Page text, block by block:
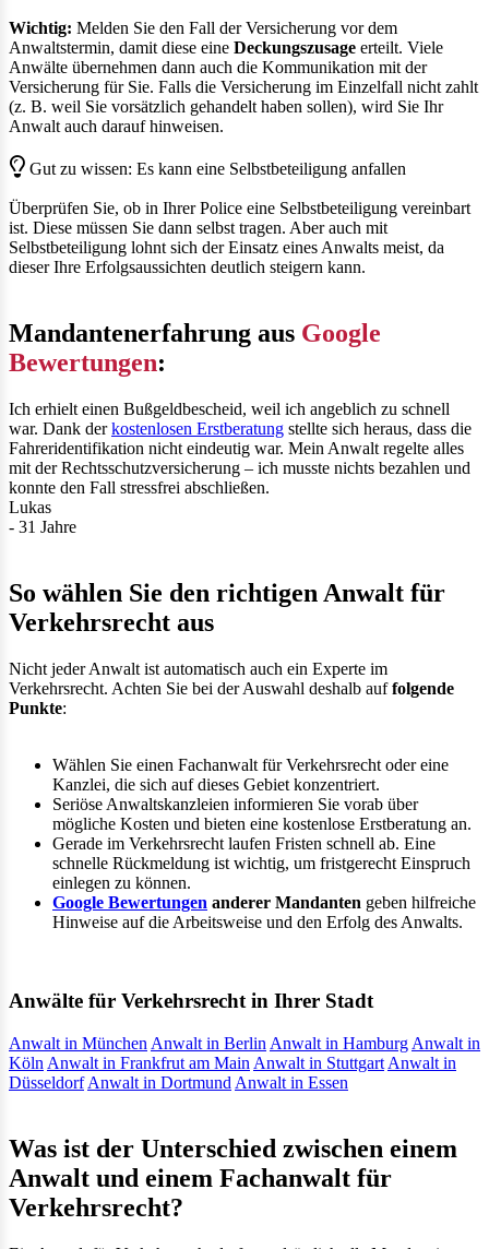
Wichtig: Melden Sie den Fall der Versicherung vor dem
Anwaltstermin, damit diese eine Deckungszusage erteilt. Viele
Anwälte übernehmen dann auch die Kommunikation mit der
Versicherung für Sie. Falls die Versicherung im Einzelfall nicht zahlt
(z. B. weil Sie vorsätzlich gehandelt haben sollen), wird Sie Ihr
Anwalt auch darauf hinweisen.
Gut zu wissen: Es kann eine Selbstbeteiligung anfallen
Überprüfen Sie, ob in Ihrer Police eine Selbstbeteiligung vereinbart
ist. Diese müssen Sie dann selbst tragen. Aber auch mit
Selbstbeteiligung lohnt sich der Einsatz eines Anwalts meist, da
dieser Ihre Erfolgsaussichten deutlich steigern kann.
Mandantenerfahrung aus Google
Bewertungen:
Ich erhielt einen Bußgeldbescheid, weil ich angeblich zu schnell
war. Dank derkostenlosen Erstberatung stellte sich heraus, dass die
Fahreridentifikation nicht eindeutig war. Mein Anwalt regelte alles
mit der Rechtsschutzversicherung – ich musste nichts bezahlen und
konnte den Fall stressfrei abschließen.
Lukas
- 31 Jahre
So wählen Sie den richtigen Anwalt für
Verkehrsrecht aus
Nicht jeder Anwalt ist automatisch auch ein Experte im
Verkehrsrecht. Achten Sie bei der Auswahl deshalb auffolgende
Punkte:
Wählen Sie einen Fachanwalt für Verkehrsrecht oder eine
Kanzlei, die sich auf dieses Gebiet konzentriert.
Seriöse Anwaltskanzleien informieren Sie vorab über
mögliche Kosten und bieten eine kostenlose Erstberatung an.
Gerade im Verkehrsrecht laufen Fristen schnell ab. Eine
schnelle Rückmeldung ist wichtig, um fristgerecht Einspruch
einlegen zu können.
Google Bewertungen anderer Mandanten geben hilfreiche
Hinweise auf die Arbeitsweise und den Erfolg des Anwalts.
Anwälte für Verkehrsrecht in Ihrer Stadt
Anwalt in München Anwalt in Berlin Anwalt in Hamburg Anwalt in
Köln Anwalt in Frankfrut am Main Anwalt in Stuttgart Anwalt in
Düsseldorf Anwalt in Dortmund Anwalt in Essen
Was ist der Unterschied zwischen einem
Anwalt und einem Fachanwalt für
Verkehrsrecht?